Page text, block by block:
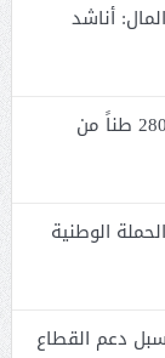
أناشد
مساعدات إغاثية تركية جديدة للبنان تتضمّن 280 طناً من
الوطنية
دعم القطاع